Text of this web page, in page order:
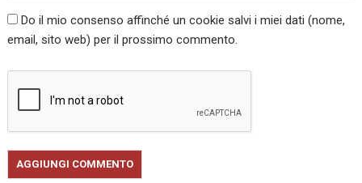
Do il mio consenso affinché un cookie salvi i miei dati (nome,
email, sito web) per il prossimo commento.